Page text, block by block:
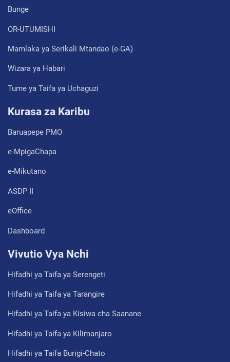
Bunge
OR-UTUMISHI
Mamlaka ya Serikali Mtandao (e-GA)
Wizara ya Habari
Tume ya Taifa ya Uchaguzi
Kurasa za Karibu
Baruapepe PMO
e-MpigaChapa
e-Mikutano
ASDP II
eOffice
Dashboard
Vivutio Vya Nchi
Hifadhi ya Taifa ya Serengeti
Hifadhi ya Taifa ya Tarangire
Hifadhi ya Taifa ya Kisiwa cha Saanane
Hifadhi ya Taifa ya Kilimanjaro
Hifadhi ya Taifa Burigi-Chato